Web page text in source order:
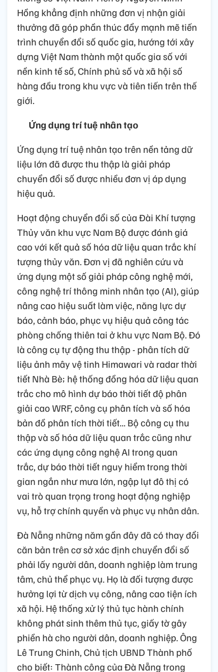
Hồng khẳng định những đơn vị nhận giải
thưởng đã góp phần thúc đẩy mạnh mẽ tiến
trình chuyển đổi số quốc gia, hướng tới xây
dựng Việt Nam thành một quốc gia số với
nền kinh tế số, Chính phủ số và xã hội số
hàng đầu trong khu vực và tiên tiến trên thế
giới.
Ứng dụng trí tuệ nhân tạo
Ứng dụng trí tuệ nhân tạo trên nền tảng dữ
liệu lớn đã được thu thập là giải pháp
chuyển đổi số được nhiều đơn vị áp dụng
hiệu quả.
Hoạt động chuyển đổi số của Đài Khí tượng
Thủy văn khu vực Nam Bộ được đánh giá
cao với kết quả số hóa dữ liệu quan trắc khí
tượng thủy văn. Đơn vị đã nghiên cứu và
ứng dụng một số giải pháp công nghệ mới,
công nghệ trí thông minh nhân tạo (AI), giúp
nâng cao hiệu suất làm việc, năng lực dự
báo, cảnh báo, phục vụ hiệu quả công tác
phòng chống thiên tai ở khu vực Nam Bộ. Đó
là công cụ tự động thu thập - phân tích dữ
liệu ảnh mây vệ tinh Himawari và radar thời
tiết Nhà Bè; hệ thống đồng hóa dữ liệu quan
trắc cho mô hình dự báo thời tiết độ phân
giải cao WRF, công cụ phân tích và số hóa
bản đồ phân tích thời tiết... Bộ công cụ thu
thập và số hóa dữ liệu quan trắc cũng như
các ứng dụng công nghệ AI trong quan
trắc, dự báo thời tiết nguy hiểm trong thời
gian ngắn như mưa lớn, ngập lụt đô thị có
vai trò quan trọng trong hoạt động nghiệp
vụ, hỗ trợ chính quyền và phục vụ nhân dân.
Đà Nẵng những năm gần đây đã có thay đổi
căn bản trên cơ sở xác định chuyển đổi số
phải lấy người dân, doanh nghiệp làm trung
tâm, chủ thể phục vụ. Họ là đối tượng được
hưởng lợi từ dịch vụ công, nâng cao tiện ích
xã hội. Hệ thống xử lý thủ tục hành chính
không phát sinh thêm thủ tục, giấy tờ gây
phiền hà cho người dân, doanh nghiệp. Ông
Lê Trung Chinh, Chủ tịch UBND Thành phố
cho biết: Thành công của Đà Nẵng trong